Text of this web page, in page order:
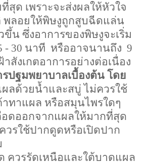
สุด เพราะจะส่งผลให้หัวใจ
พลอยให้พิษงูถูกสูบฉีดแล่น
ขึ้น ซึ่งอาการของพิษงูจะเริ่ม
- 30 นาที หรืออาจนานถึง 9
าสังเกตอาการอย่างต่อเนื่อง
รปฐมพยาบาลเบื้องต้น โดย
ผลด้วยน้ำและสบู่ ไม่ควรใช้
าทาแผล หรือสมุนไพรใดๆ
อดออกจากแผลให้มากที่สุด
วรใช้ปากดูดหรือเปิดปาก
ควรรัดเหนือและใต้บาดแผล